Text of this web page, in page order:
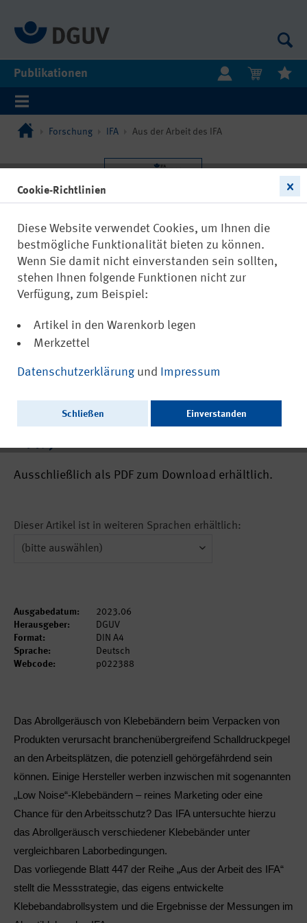
Publikationen
Forschung IFA Aus der Arbeit des IFA
unterschiedlicher industriell genutzter
Klebebänder (Aus der Arbeit des IFA Nr.
Ausschließlich als PDF zum Download erhältlich.
Dieser Artikel ist in weiteren Sprachen erhältlich:
Ausgabedatum:
2023.06
Herausgeber:
DGUV
Format:
DIN A4
Sprache:
Deutsch
Webcode:
p022388
Das Abrollgeräusch von Klebebändern beim Verpacken von
Produkten verursacht branchenübergreifend Schalldruckpegel
an den Arbeitsplätzen, die potenziell gehörgefährdend sein
können. Einige Hersteller werben inzwischen mit sogenannten
„Low Noise“-Klebebändern – reines Marketing oder eine
Chance für den Arbeitsschutz? Das IFA untersuchte hierzu
das Abrollgeräusch verschiedener Klebebänder unter
vergleichbaren Laborbedingungen.
Das vorliegende Blatt 447 der Reihe „Aus der Arbeit des IFA“
stellt die Messstrategie, das eigens entwickelte
Klebebandabrollsystem und die Ergebnisse der Messungen im
Cookie-Richtlinien
Diese Website verwendet Cookies, um Ihnen die
bestmögliche Funktionalität bieten zu können.
Wenn Sie damit nicht einverstanden sein sollten,
stehen Ihnen folgende Funktionen nicht zur
Verfügung, zum Beispiel:
Artikel in den Warenkorb legen
Merkzettel
Datenschutzerklärung und Impressum
Schließen Einverstanden